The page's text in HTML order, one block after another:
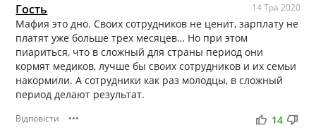
Гость 14 Тра 2020
Мафия это дно. Своих сотрудников не ценит, зарплату не
платят уже больше трех месяцев… Но при этом
пиариться, что в сложный для страны период они
кормят медиков, лучше бы своих сотрудников и их семьи
накормили. А сотрудники как раз молодцы, в сложный
период делают результат.
Відповісти ••• thumb_up thumb_down
14